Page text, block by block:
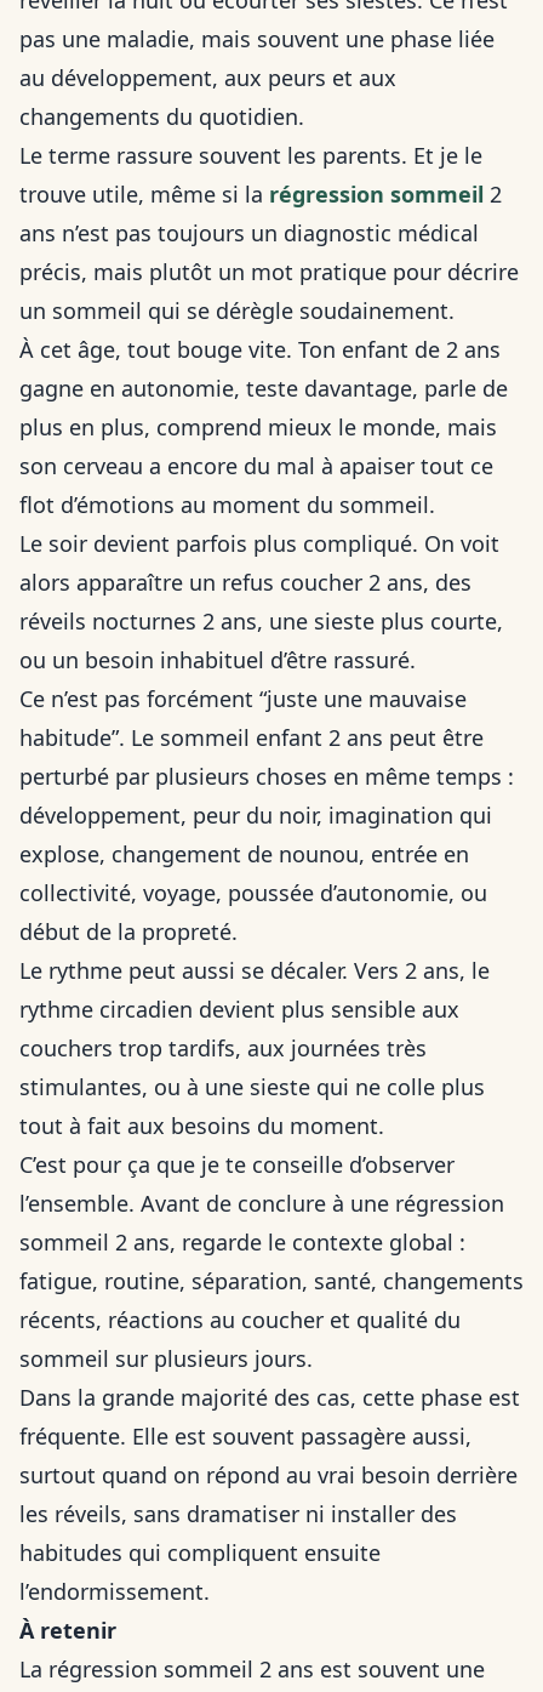
pas une maladie, mais souvent une phase liée
au développement, aux peurs et aux
changements du quotidien.
Le terme rassure souvent les parents. Et je le
trouve utile, même si la régression sommeil 2
ans n’est pas toujours un diagnostic médical
précis, mais plutôt un mot pratique pour décrire
un sommeil qui se dérègle soudainement.
À cet âge, tout bouge vite. Ton enfant de 2 ans
gagne en autonomie, teste davantage, parle de
plus en plus, comprend mieux le monde, mais
son cerveau a encore du mal à apaiser tout ce
flot d’émotions au moment du sommeil.
Le soir devient parfois plus compliqué. On voit
alors apparaître un refus coucher 2 ans, des
réveils nocturnes 2 ans, une sieste plus courte,
ou un besoin inhabituel d’être rassuré.
Ce n’est pas forcément “juste une mauvaise
habitude”. Le sommeil enfant 2 ans peut être
perturbé par plusieurs choses en même temps :
développement, peur du noir, imagination qui
explose, changement de nounou, entrée en
collectivité, voyage, poussée d’autonomie, ou
début de la propreté.
Le rythme peut aussi se décaler. Vers 2 ans, le
rythme circadien devient plus sensible aux
couchers trop tardifs, aux journées très
stimulantes, ou à une sieste qui ne colle plus
tout à fait aux besoins du moment.
C’est pour ça que je te conseille d’observer
l’ensemble. Avant de conclure à une régression
sommeil 2 ans, regarde le contexte global :
fatigue, routine, séparation, santé, changements
récents, réactions au coucher et qualité du
sommeil sur plusieurs jours.
Dans la grande majorité des cas, cette phase est
fréquente. Elle est souvent passagère aussi,
surtout quand on répond au vrai besoin derrière
les réveils, sans dramatiser ni installer des
habitudes qui compliquent ensuite
l’endormissement.
À retenir
La régression sommeil 2 ans est souvent une